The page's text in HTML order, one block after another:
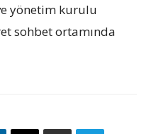
yönetim kurulu
sohbet ortamında